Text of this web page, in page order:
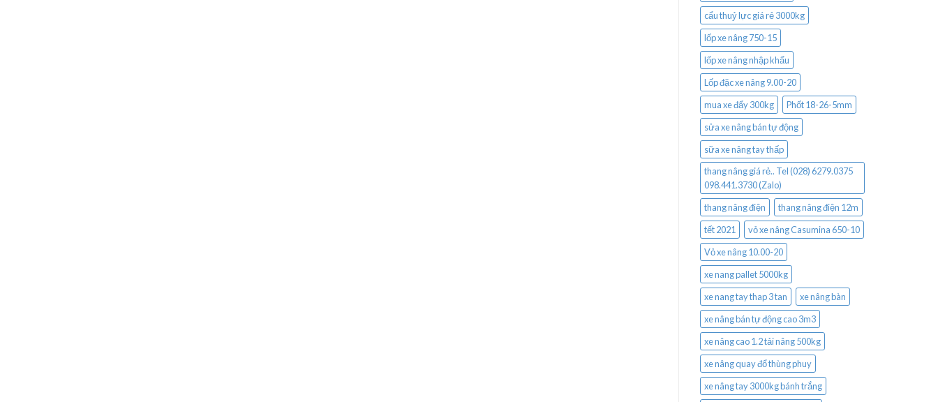
cẩu thuỷ lực giá rẻ 3000kg
lốp xe nâng 750-15
lốp xe nâng nhập khẩu
Lốp đặc xe nâng 9.00-20
mua xe đẩy 300kg
Phốt 18-26-5mm
sửa xe nâng bán tự động
sữa xe nâng tay thấp
thang nâng giá rẻ.. Tel (028) 6279.0375
098.441.3730 (Zalo)
thang nâng điện
thang nâng điện 12m
tết 2021
vỏ xe nâng Casumina 650-10
Vỏ xe nâng 10.00-20
xe nang pallet 5000kg
xe nang tay thap 3 tan
xe nâng bàn
xe nâng bán tự động cao 3m3
xe nâng cao 1.2 tải nâng 500kg
xe nâng quay đổ thùng phuy
xe nâng tay 3000kg bánh trắng